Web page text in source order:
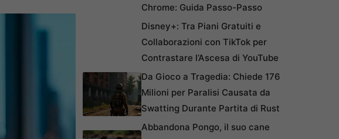
Chrome: Guida Passo-Passo
Disney+: Tra Piani Gratuiti e
Collaborazioni con TikTok per
Contrastare l’Ascesa di YouTube
Da Gioco a Tragedia: Chiede 176
Milioni per Paralisi Causata da
Swatting Durante Partita di Rust
Abbandona Pongo, il suo cane